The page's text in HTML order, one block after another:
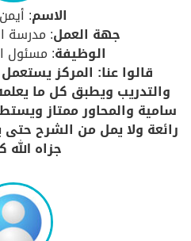
الاسم:
جهة العمل: مدرسة
الوظيفة: مسئول
قالوا عنا: المركز
والتدريب ويطبق كل ما
سامية والمحاور ممتاز
رائعة ولا يمل من الشرح
جزاه